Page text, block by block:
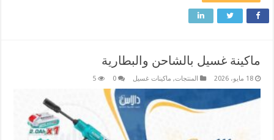
ماكينة غسيل بالشاحن والبطارية
18 مايو، 2026 المنتجات, ماكينات غسيل 0
5